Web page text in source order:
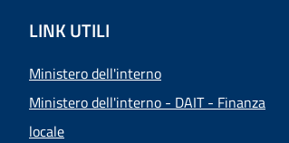
LINK UTILI
Ministero dell'interno
Ministero dell'interno - DAIT - Finanza
locale